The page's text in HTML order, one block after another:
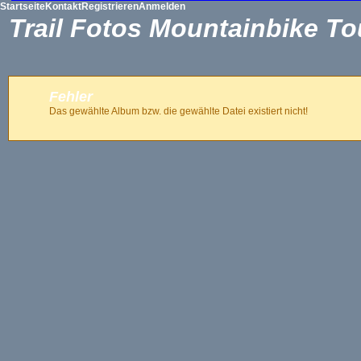
StartseiteKontaktRegistrierenAnmelden
Trail Fotos Mountainbike
Fehler
Das gewählte Album bzw. die gewählte Datei existiert nicht!